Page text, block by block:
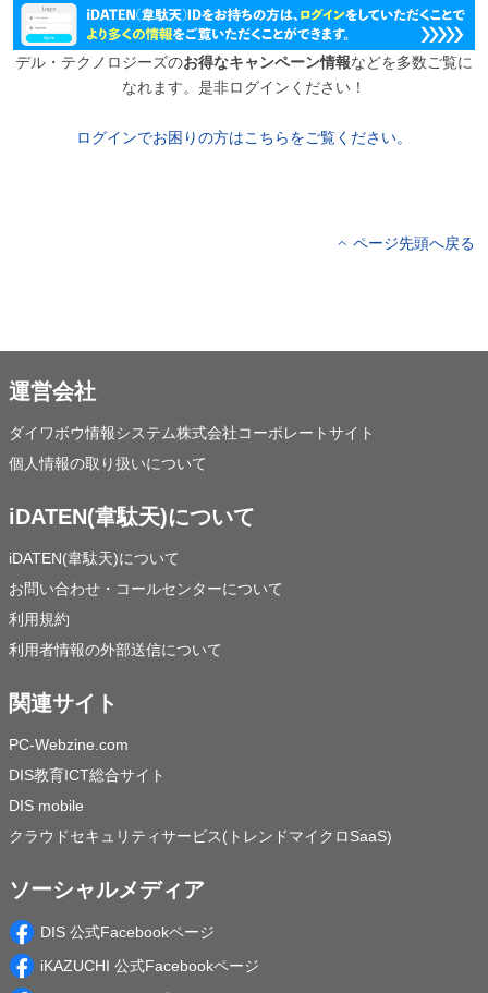
デル・テクノロジーズのお得なキャンペーン情報などを多数ご覧に
なれます。是非ログインください！
ログインでお困りの方はこちらをご覧ください。
ページ先頭へ戻る
運営会社
ダイワボウ情報システム株式会社コーポレートサイト
個人情報の取り扱いについて
iDATEN(韋駄天)について
iDATEN(韋駄天)について
お問い合わせ・コールセンターについて
利用規約
利用者情報の外部送信について
関連サイト
PC-Webzine.com
DIS教育ICT総合サイト
DIS mobile
クラウドセキュリティサービス(トレンドマイクロSaaS)
ソーシャルメディア
DIS 公式Facebookページ
iKAZUCHI 公式Facebookページ